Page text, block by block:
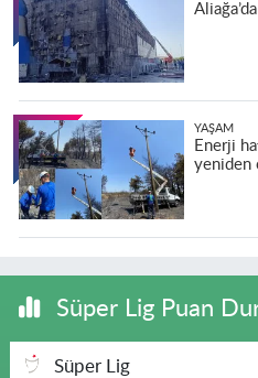
YAŞAM
Enerji
yeniden
Süper Lig Puan
Süper Lig